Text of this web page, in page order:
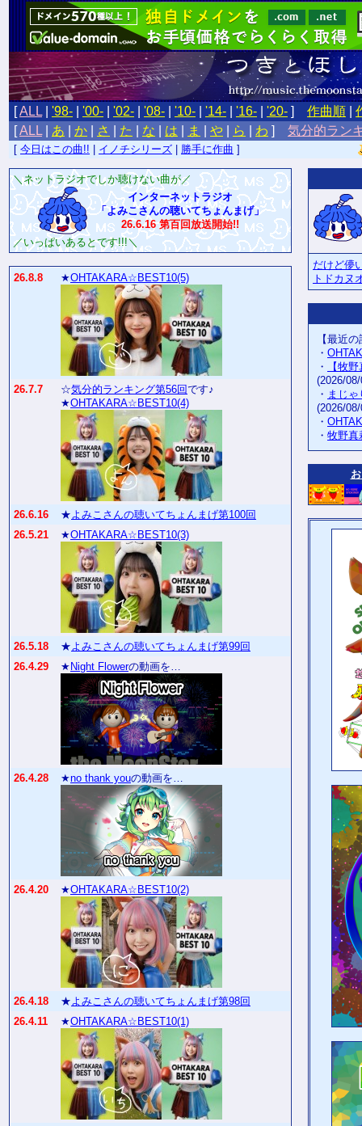
[ALL '98- '00- '02- '08- '10- '14- '16- '20- ] 作曲順
[ALL あ か さ た な は ま や ら わ ] 気分的ラン
[ 今日はこの曲!! イノチシリーズ 勝手に作曲 ]
＼ネットラジオでしか聴けない曲が／
インターネットラジオ
「よみこさんの聴いてちょんまげ」
26.6.16 第百回放送開始!!
／いっぱいあるとです!!!＼
26.8.8 ★OHTAKARA☆BEST10(5)
26.7.7 ☆気分的ランキング第56回です♪
★OHTAKARA☆BEST10(4)
26.6.16 ★よみこさんの聴いてちょんまげ第100回
26.5.21
★OHTAKARA☆BEST10(3)
26.5.18 ★よみこさんの聴いてちょんまげ第99回
26.4.29
★ Night Flowerの動画を…
26.4.28 ★no thank youの動画を…
26.4.20 ★OHTAKARA☆BEST10(2)
26.4.18 ★よみこさんの聴いてちょんまげ第98回
26.4.11
★OHTAKARA☆BEST10(1)
だけど儚
トドカヌ
【最近
・
・
【牧
(2026/
・ まじ
(2026/
・
・ 牧野真